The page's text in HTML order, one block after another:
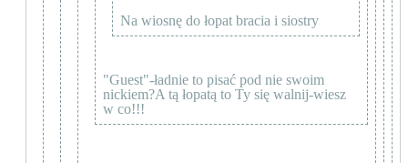
Na wiosnę do łopat bracia i siostry
"Guest"-ładnie to pisać pod nie swoim
nickiem?A tą łopatą to Ty się walnij-wiesz
w co!!!